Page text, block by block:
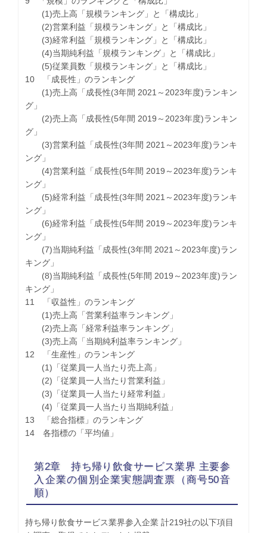
(1)売上高「規模ランキング」と「構成比」
(2)営業利益「規模ランキング」と「構成比」
(3)経常利益「規模ランキング」と「構成比」
(4)当期純利益「規模ランキング」と「構成比」
(5)従業員数「規模ランキング」と「構成比」
10 「成長性」のランキング
(1)売上高「成長性(3年間 2021～2023年度)ランキン
グ」
(2)売上高「成長性(5年間 2019～2023年度)ランキン
グ」
(3)営業利益「成長性(3年間 2021～2023年度)ランキ
ング」
(4)営業利益「成長性(5年間 2019～2023年度)ランキ
ング」
(5)経常利益「成長性(3年間 2021～2023年度)ランキ
ング」
(6)経常利益「成長性(5年間 2019～2023年度)ランキ
ング」
(7)当期純利益「成長性(3年間 2021～2023年度)ラン
キング」
(8)当期純利益「成長性(5年間 2019～2023年度)ラン
キング」
11 「収益性」のランキング
(1)売上高「営業利益率ランキング」
(2)売上高「経常利益率ランキング」
(3)売上高「当期純利益率ランキング」
12 「生産性」のランキング
(1)「従業員一人当たり売上高」
(2)「従業員一人当たり営業利益」
(3)「従業員一人当たり経常利益」
(4)「従業員一人当たり当期純利益」
13 「総合指標」のランキング
14 各指標の「平均値」
第2章 持ち帰り飲食サービス業界 主要参
入企業の個別企業実態調査票（商号50音
順）
持ち帰り飲食サービス業界参入企業 計219社の以下項目